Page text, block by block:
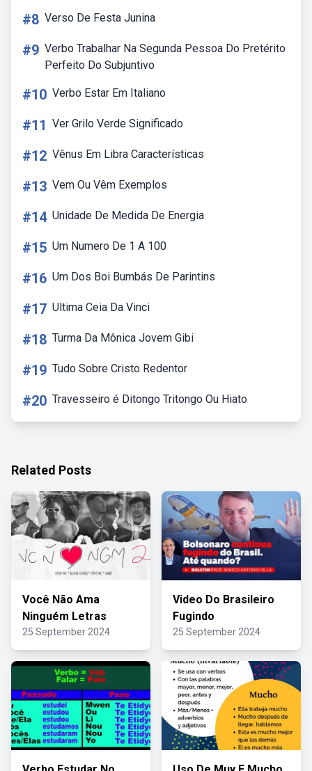
#8 Verso De Festa Junina
#9 Verbo Trabalhar Na Segunda Pessoa Do Pretérito
Perfeito Do Subjuntivo
#10 Verbo Estar Em Italiano
#11 Ver Grilo Verde Significado
#12 Vênus Em Libra Características
#13 Vem Ou Vêm Exemplos
#14 Unidade De Medida De Energia
#15 Um Numero De 1 A 100
#16 Um Dos Boi Bumbás De Parintins
#17 Ultima Ceia Da Vinci
#18 Turma Da Mônica Jovem Gibi
#19 Tudo Sobre Cristo Redentor
#20 Travesseiro é Ditongo Tritongo Ou Hiato
Related Posts
Você Não Ama
Ninguém Letras
25 September 2024
Video Do Brasileiro
Fugindo
25 September 2024